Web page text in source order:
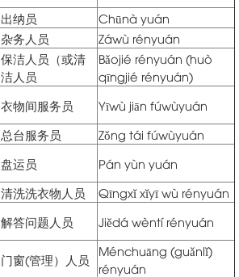
出纳员
Chūnà yuán
杂务人员
Záwù rényuán
保洁人员（或清
洁人员
Bǎojié rényuán (huò
qīngjié rényuán)
衣物间服务员
Yīwù jiān fúwùyuán
总台服务员
Zǒng tái fúwùyuán
盘运员
Pán yùn yuán
清洗洗衣物人员
Qīngxǐ xǐyī wù rényuán
解答问题人员 Jiědá wèntí rényuán
门窗(管理）人员
Ménchuāng (guǎnlǐ)
rényuán